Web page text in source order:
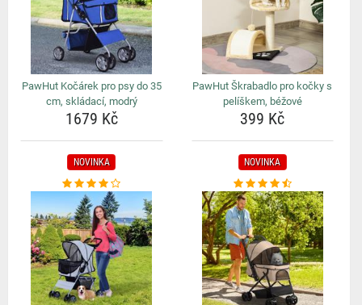
PawHut Kočárek pro psy do 35
cm, skládací, modrý
1679 Kč
PawHut Škrabadlo pro kočky s
pelíškem, béžové
399 Kč
NOVINKA NOVINKA